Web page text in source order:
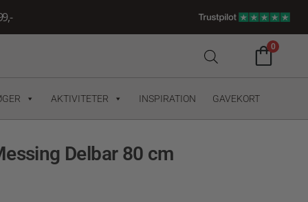
0
AKTIVITETER INSPIRATION GAVEKORT
Delbar 80 cm